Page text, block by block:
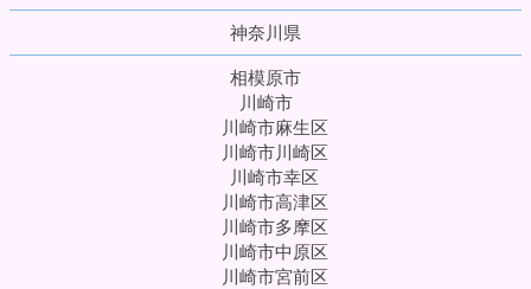
神奈川県
相模原市
川崎市
川崎市麻生区
川崎市川崎区
川崎市幸区
川崎市高津区
川崎市多摩区
川崎市中原区
川崎市宮前区